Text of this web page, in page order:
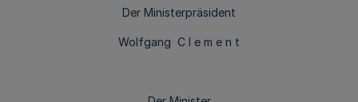
Der Ministerpräsident
Wolfgang C l e m e n t